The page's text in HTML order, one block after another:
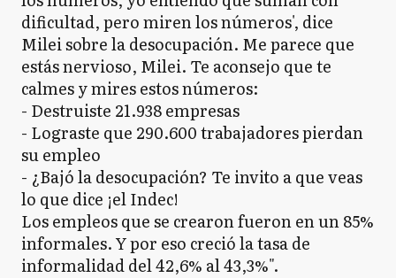
dificultad, pero miren los números', dice
Milei sobre la desocupación. Me parece que
estás nervioso, Milei. Te aconsejo que te
calmes y mires estos números:
- Destruiste 21.938 empresas
- Lograste que 290.600 trabajadores pierdan
su empleo
- ¿Bajó la desocupación? Te invito a que veas
lo que dice ¡el Indec!
Los empleos que se crearon fueron en un 85%
informales. Y por eso creció la tasa de
informalidad del 42,6% al 43,3%".